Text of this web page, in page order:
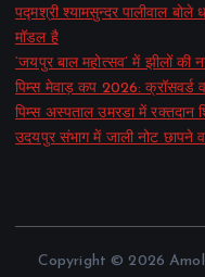
पद्मश्री श्यामसुन्दर पालीवाल बोले
मॉडल है
‘जयपुर बाल महोत्सव’ में झीलों की
पिम्स मेवाड़ कप 2026:
पिम्स अस्पताल उमरडा में रक्तदान
उदयपुर संभाग में जाली नोट छापने
Copyright © 2026